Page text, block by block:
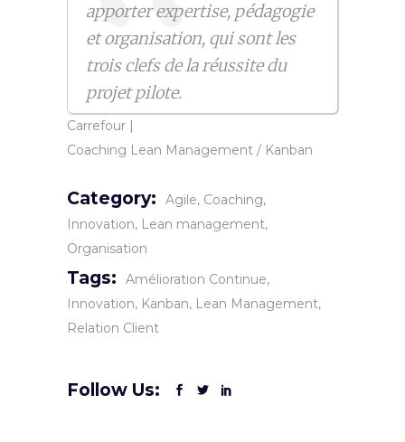
apporter expertise, pédagogie
et organisation, qui sont les
trois clefs de la réussite du
projet pilote.
Carrefour |
Coaching Lean Management / Kanban
Category: Agile Coaching
Innovation Lean management
Organisation
Tags:
Amélioration Continue
Innovation Kanban Lean Management
Relation Client
Follow Us: